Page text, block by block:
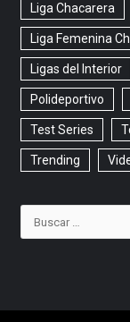
Liga Chacarera
Liga Femenina
Ligas del Interior
Polideportivo
Test Series
Trending